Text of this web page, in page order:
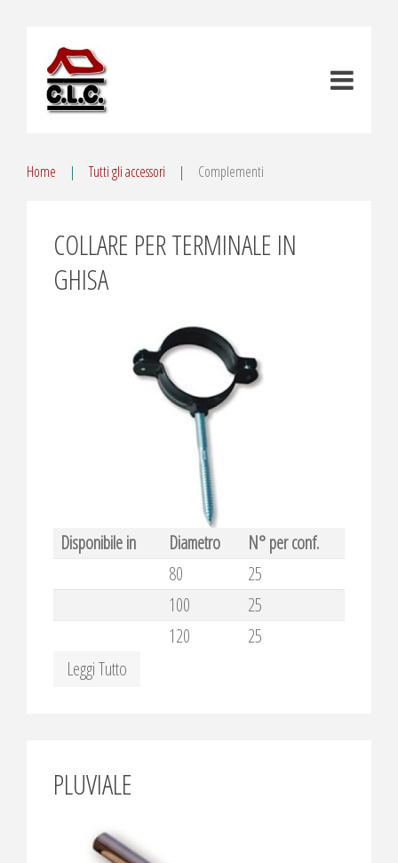
Home Tutti gli accessori Complementi
COLLARE PER TERMINALE IN
GHISA
Disponibile in Diametro
N° per conf.
80
25
100
25
120
25
Leggi Tutto
PLUVIALE